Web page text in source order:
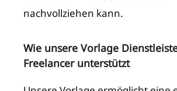
nachvollziehen kann.
Wie unsere Vorlage
Freelancer unterstützt